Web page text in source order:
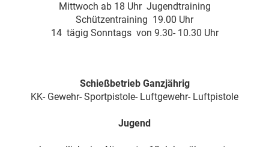
Mittwoch ab 18 Uhr Jugendtraining
Schützentraining 19.00 Uhr
14 tägig Sonntags von 9.30- 10.30 Uhr
Schießbetrieb Ganzjährig
KK- Gewehr- Sportpistole- Luftgewehr- Luftpistole
Jugend